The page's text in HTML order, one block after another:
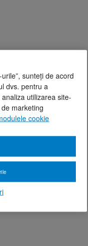
sunteți de acord
dvs. pentru a
utilizarea site-
marketing
cookie